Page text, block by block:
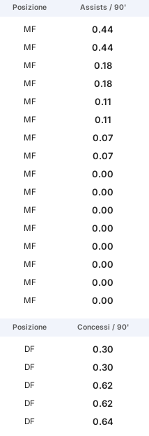
Posizione Assists / 90'
MF
0.44
MF
0.44
MF
0.18
MF
0.18
MF
0.11
MF
0.11
MF
0.07
MF
0.07
MF
0.00
MF
0.00
MF
0.00
MF
0.00
MF
0.00
MF
0.00
MF
0.00
MF 0.00
Posizione Concessi / 90'
DF
0.30
DF
0.30
DF
0.62
DF
0.62
DF
0.64